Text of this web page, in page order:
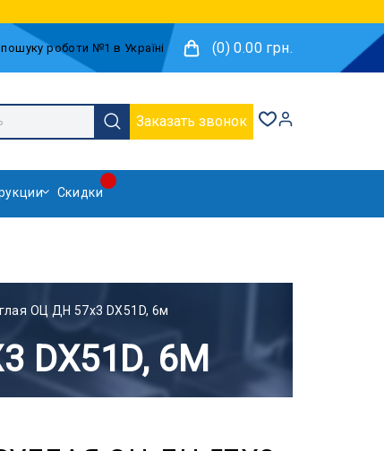
(0) 0.00 грн.
Заказать звонок
Скидки
ОЦ ДН 57x3 DX51D, 6м
DX51D, 6М